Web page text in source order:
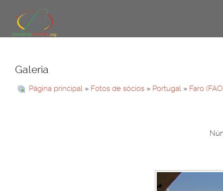
Galeria
Página principal » Fotos de sócios » Portugal » Faro